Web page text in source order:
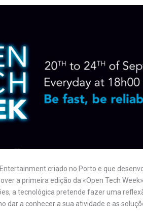
criado no Porto e que
a primeira edição da «Open Tech
a tecnológica pretende fazer uma
dar a conhecer a sua atividade e as